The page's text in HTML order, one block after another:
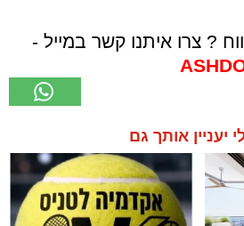
? צרו איתנו קשר במייל -
יעניין אותך גם